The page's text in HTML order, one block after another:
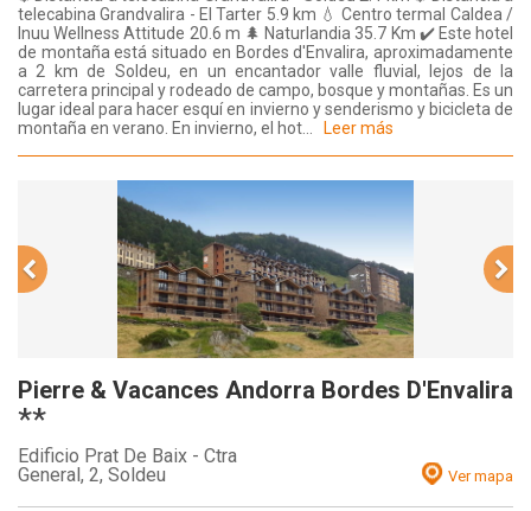
telecabina Grandvalira - El Tarter 5.9 km 💧 Centro termal Caldea /
Inuu Wellness Attitude 20.6 m 🌲 Naturlandia 35.7 Km ✔️ Este hotel
de montaña está situado en Bordes d'Envalira, aproximadamente
a 2 km de Soldeu, en un encantador valle fluvial, lejos de la
carretera principal y rodeado de campo, bosque y montañas. Es un
lugar ideal para hacer esquí en invierno y senderismo y bicicleta de
montaña en verano. En invierno, el hot...
Leer más
Pierre & Vacances Andorra Bordes D'Envalira
**
Edificio Prat De Baix - Ctra
General, 2, Soldeu Ver mapa